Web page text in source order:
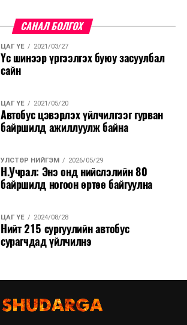
САНАЛ БОЛГОХ
ЦАГ ҮЕ 2021/03/27
Үс шинээр үргээлгэх буюу засуулбал
сайн
ЦАГ ҮЕ 2021/05/20
Автобус цэвэрлэх үйлчилгээг гурван
байршилд ажиллуулж байна
УЛСТӨР НИЙГЭМ 2026/05/29
Н.Учрал: Энэ онд нийслэлийн 80
байршилд ногоон өртөө байгуулна
ЦАГ ҮЕ 2024/08/28
Нийт 215 сургуулийн автобус
сурагчдад үйлчилнэ